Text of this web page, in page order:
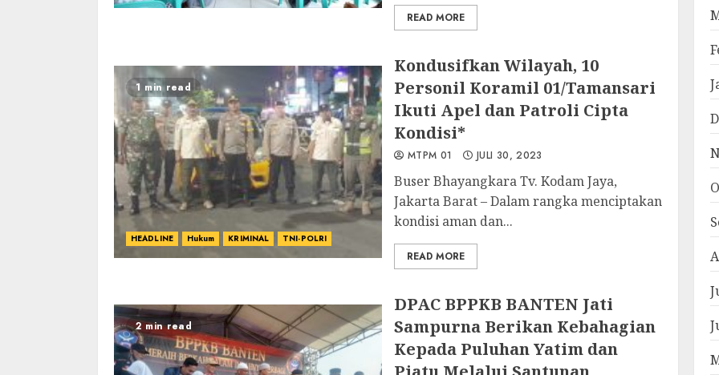
READ MORE
1 min read
HEADLINE Hukum KRIMINAL TNI-POLRI
Kondusifkan Wilayah, 10
Personil Koramil 01/Tamansari
Ikuti Apel dan Patroli Cipta
Kondisi*
MTPM 01 JULI 30, 2023
Buser Bhayangkara Tv. Kodam Jaya,
Jakarta Barat – Dalam rangka menciptakan
kondisi aman dan...
READ MORE
2 min read
DPAC BPPKB BANTEN Jati
Sampurna Berikan Kebahagian
Kepada Puluhan Yatim dan